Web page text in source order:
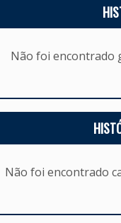
Não foi encontrado
Não foi encontrado